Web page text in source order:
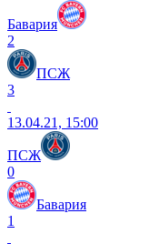
Бавария
2
ПСЖ
3
13.04.21, 15:00
ПСЖ
0
Бавария
1